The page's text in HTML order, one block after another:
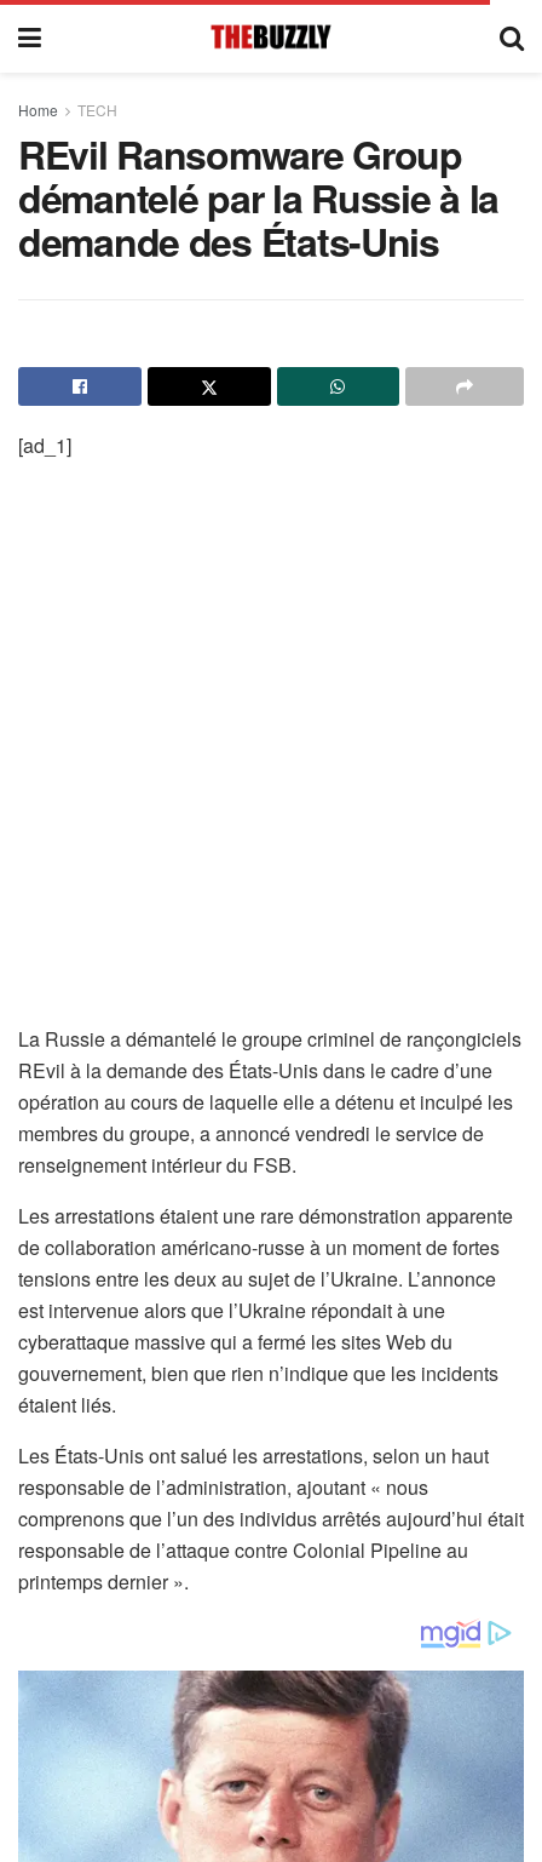
Home TECH
REvil Ransomware Group
démantelé par la Russie à la
demande des États-Unis
[ad_1]
La Russie a démantelé le groupe criminel de rançongiciels
REvil à la demande des États-Unis dans le cadre d’une
opération au cours de laquelle elle a détenu et inculpé les
membres du groupe, a annoncé vendredi le service de
renseignement intérieur du FSB.
Les arrestations étaient une rare démonstration apparente
de collaboration américano-russe à un moment de fortes
tensions entre les deux au sujet de l’Ukraine. L’annonce
est intervenue alors que l’Ukraine répondait à une
cyberattaque massive qui a fermé les sites Web du
gouvernement, bien que rien n’indique que les incidents
étaient liés.
Les États-Unis ont salué les arrestations, selon un haut
responsable de l’administration, ajoutant « nous
comprenons que l’un des individus arrêtés aujourd’hui était
responsable de l’attaque contre Colonial Pipeline au
printemps dernier ».